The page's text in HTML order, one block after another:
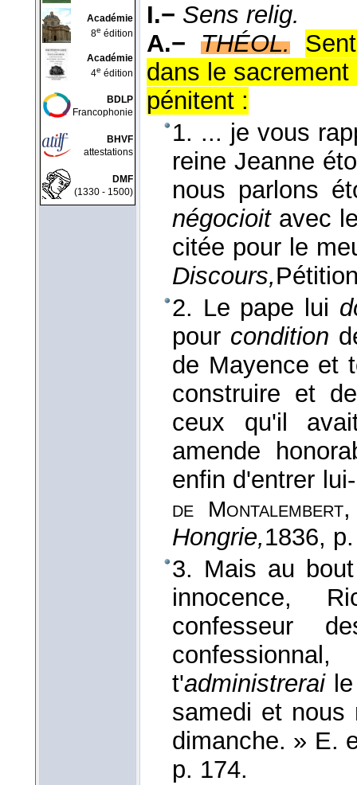
Académie
8e édition
Académie
4e édition
BDLP
Francophonie
BHVF
attestations
DMF
(1330 - 1500)
I.− Sens relig.
A.− THÉOL.
dans le
pénitent :
1. ... je vous
reine Jeanne
nous parlons
négocioit avec
citée pour le
Discours,
2. Le pape lui
pour condition
de Mayence et
construire et
ceux qu'il
amende
enfin d'entrer
de Montalembert
Hongrie,1836,
3. Mais au
innocence,
confesseur
t'administrerai
samedi et nous
dimanche. » E.
p. 174.